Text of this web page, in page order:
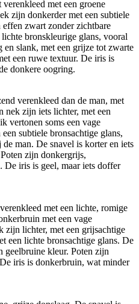
met een groene
zijn donkerder met een subtiele
zwart zonder zichtbare
bronskleurige glans, vooral
slank, met een grijze tot zwarte
een ruwe textuur. De iris is
donkere oogring.
verenkleed dan de man, met
nek zijn iets lichter, met een
vertonen soms een vage
subtiele bronsachtige glans,
man. De snavel is korter en iets
zijn donkergrijs,
De iris is geel, maar iets doffer
met een lichte, romige
met een vage
zijn lichter, met een grijsachtige
een lichte bronsachtige glans. De
geelbruine kleur. Poten zijn
iris is donkerbruin, wat minder